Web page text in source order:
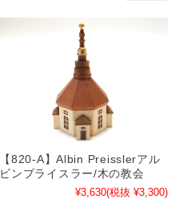
【820-A】Albin Preisslerアル
ビンプライスラー/木の教会
¥3,630(税抜 ¥3,300)